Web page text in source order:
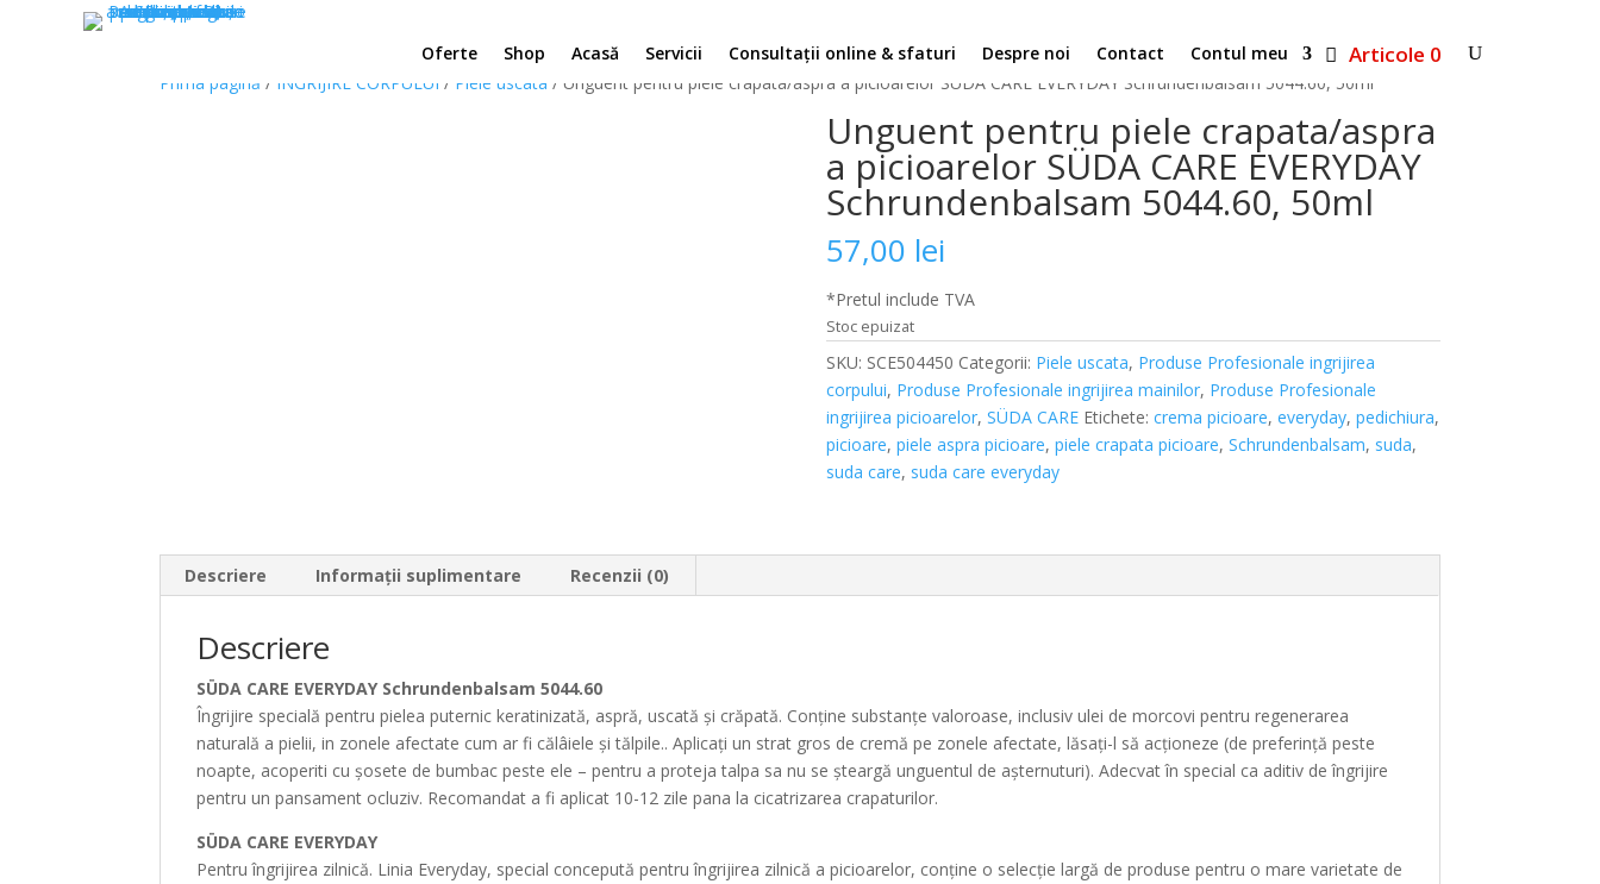
Oferte Shop Acasă Servicii Consultații online & sfaturi Despre noi Contact Contul meu Articole 0
Prima pagină / INGRIJIRE CORPULUI / Piele uscata / Unguent pentru piele crapata/aspra a picioarelor SÜDA CARE EVERYDAY Schrundenbalsam 5044.60, 50ml
Unguent pentru piele crapata/aspra
a picioarelor SÜDA CARE EVERYDAY
Schrundenbalsam 5044.60, 50ml
57,00 lei
*Pretul include TVA
Stoc epuizat
SKU: SCE504450 Categorii: Piele uscata, Produse Profesionale ingrijirea
corpului, Produse Profesionale ingrijirea mainilor, Produse Profesionale
ingrijirea picioarelor, SÜDA CARE Etichete: crema picioare, everyday, pedichiura,
picioare, piele aspra picioare, piele crapata picioare, Schrundenbalsam, suda,
suda care, suda care everyday
Descriere Informații suplimentare Recenzii (0)
Descriere
SÜDA CARE EVERYDAY Schrundenbalsam 5044.60
Îngrijire specială pentru pielea puternic keratinizată, aspră, uscată și crăpată. Conține substanțe valoroase, inclusiv ulei de morcovi pentru regenerarea
naturală a pielii, in zonele afectate cum ar fi călâiele și tălpile.. Aplicați un strat gros de cremă pe zonele afectate, lăsați-l să acționeze (de preferință peste
noapte, acoperiti cu șosete de bumbac peste ele – pentru a proteja talpa sa nu se șteargă unguentul de așternuturi). Adecvat în special ca aditiv de îngrijire
pentru un pansament ocluziv. Recomandat a fi aplicat 10-12 zile pana la cicatrizarea crapaturilor.
SÜDA CARE EVERYDAY
Pentru îngrijirea zilnică. Linia Everyday, special concepută pentru îngrijirea zilnică a picioarelor, conține o selecție largă de produse pentru o mare varietate de